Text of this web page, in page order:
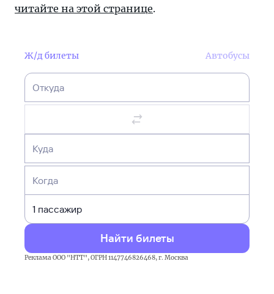
читайте на этой странице.
Ж/д билеты Автобусы
Откуда
Куда
Когда
Найти билеты
Реклама ООО "НТТ", ОГРН 1147746826468, г. Москва